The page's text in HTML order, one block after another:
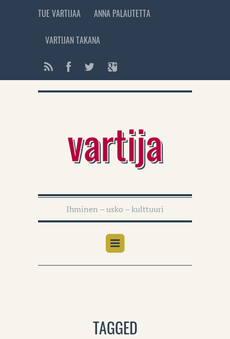
TUE VARTIJAA ANNA PALAUTETTA
VARTIJAN TAKANA
vartija
Ihminen – usko – kulttuuri
TAGGED